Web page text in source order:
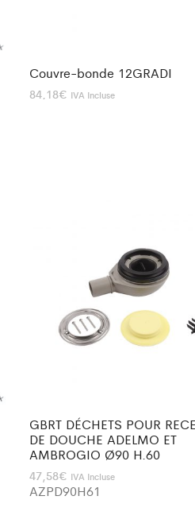
Couvre-bonde 12GRADI
84,18€ IVA Incluse
GBRT DÉCHETS POUR
DE DOUCHE ADELMO ET
AMBROGIO Ø90 H.60
47,58€ IVA Incluse
AZPD90H61